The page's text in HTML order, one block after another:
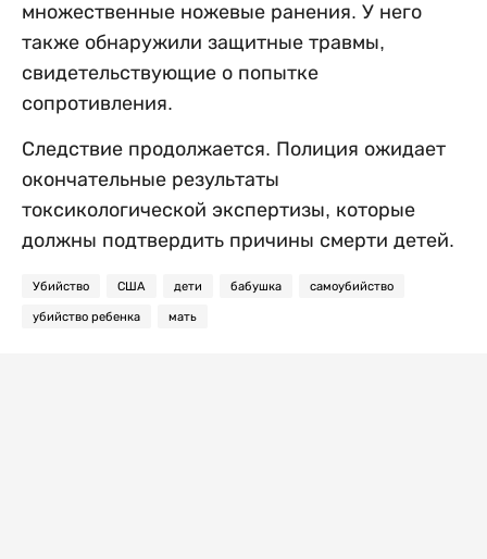
множественные ножевые ранения. У него
также обнаружили защитные травмы,
свидетельствующие о попытке
сопротивления.
Следствие продолжается. Полиция ожидает
окончательные результаты
токсикологической экспертизы, которые
должны подтвердить причины смерти детей.
Убийство США дети бабушка самоубийство
убийство ребенка мать